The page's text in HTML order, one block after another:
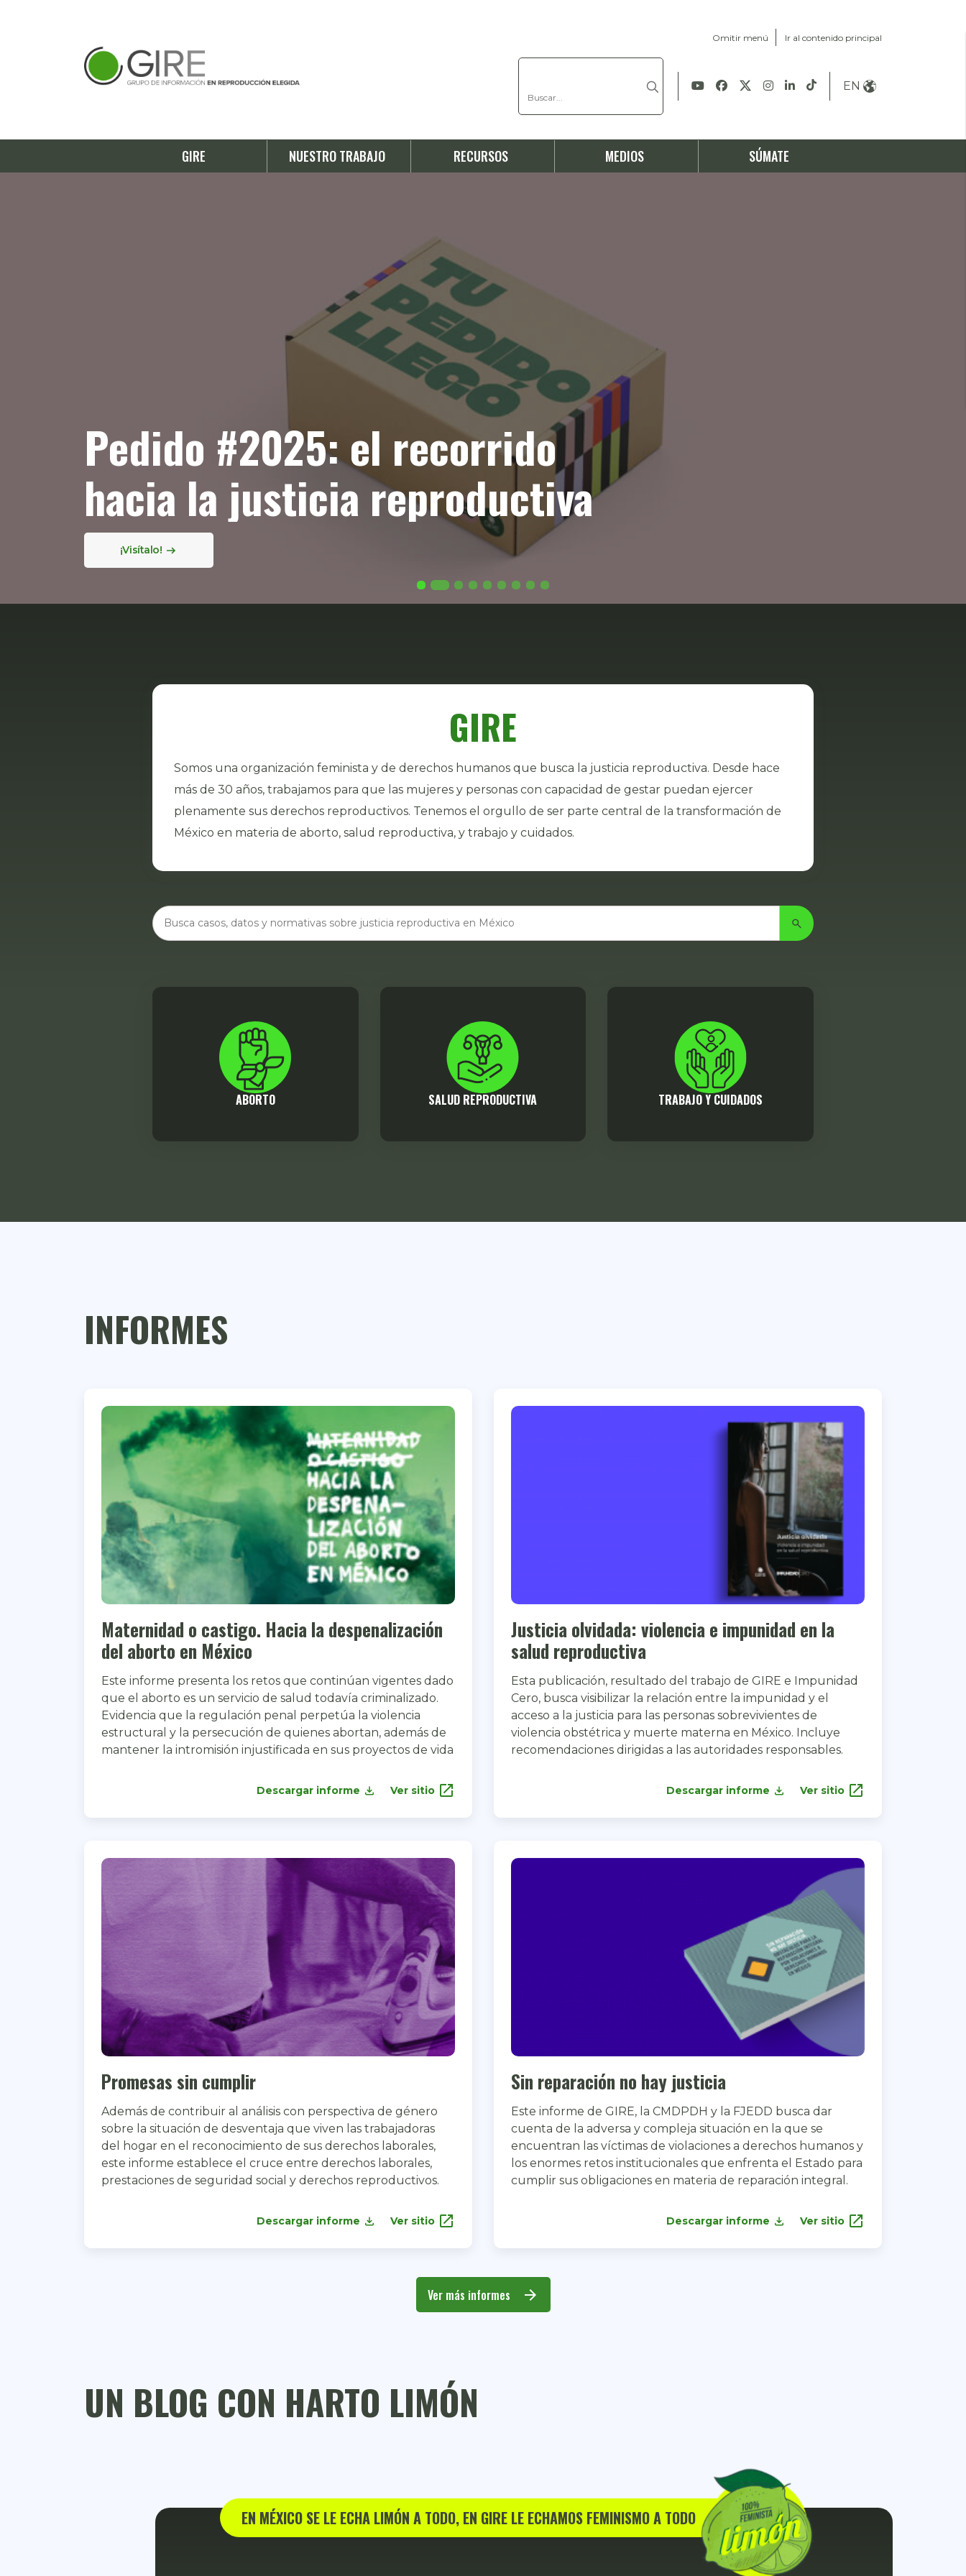
Omitir menú Ir al contenido principal
EN
GIRE NUESTRO TRABAJO RECURSOS MEDIOS SÚMATE
Alex dirigida por Natalia
Bermúdez llega a Guadalajara
Próximas funciones
GIRE
Somos una organización feminista y de derechos humanos que busca la justicia reproductiva. Desde hace
más de 30 años, trabajamos para que las mujeres y personas con capacidad de gestar puedan ejercer
plenamente sus derechos reproductivos. Tenemos el orgullo de ser parte central de la transformación de
México en materia de aborto, salud reproductiva, y trabajo y cuidados.
ABORTO SALUD REPRODUCTIVA TRABAJO Y CUIDADOS
INFORMES
Maternidad o castigo. Hacia la despenalización
del aborto en México
Este informe presenta los retos que continúan vigentes dado
que el aborto es un servicio de salud todavía criminalizado.
Evidencia que la regulación penal perpetúa la violencia
estructural y la persecución de quienes abortan, además de
mantener la intromisión injustificada en sus proyectos de vida
Descargar informe Ver sitio open_in_new
Justicia olvidada: violencia e impunidad en la
salud reproductiva
Esta publicación, resultado del trabajo de GIRE e Impunidad
Cero, busca visibilizar la relación entre la impunidad y el
acceso a la justicia para las personas sobrevivientes de
violencia obstétrica y muerte materna en México. Incluye
recomendaciones dirigidas a las autoridades responsables.
Descargar informe Ver sitio open_in_new
Promesas sin cumplir
Además de contribuir al análisis con perspectiva de género
sobre la situación de desventaja que viven las trabajadoras
del hogar en el reconocimiento de sus derechos laborales,
este informe establece el cruce entre derechos laborales,
prestaciones de seguridad social y derechos reproductivos.
Descargar informe Ver sitio open_in_new
Sin reparación no hay justicia
Este informe de GIRE, la CMDPDH y la FJEDD busca dar
cuenta de la adversa y compleja situación en la que se
encuentran las víctimas de violaciones a derechos humanos y
los enormes retos institucionales que enfrenta el Estado para
cumplir sus obligaciones en materia de reparación integral.
Descargar informe Ver sitio open_in_new
Ver más informes arrow_forward
UN BLOG CON HARTO LIMÓN
EN MÉXICO SE LE ECHA LIMÓN A TODO, EN GIRE LE ECHAMOS FEMINISMO A TODO